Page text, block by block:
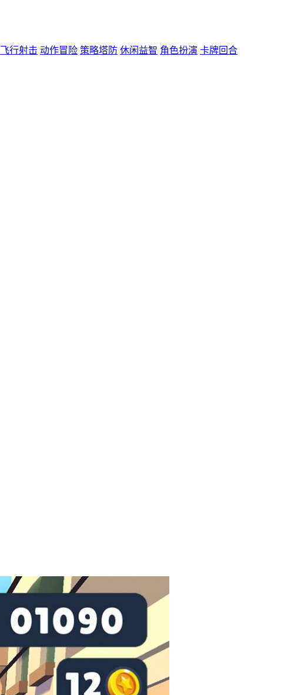
飞行射击 动作冒险 策略塔防 休闲益智 角色扮演 卡牌回合